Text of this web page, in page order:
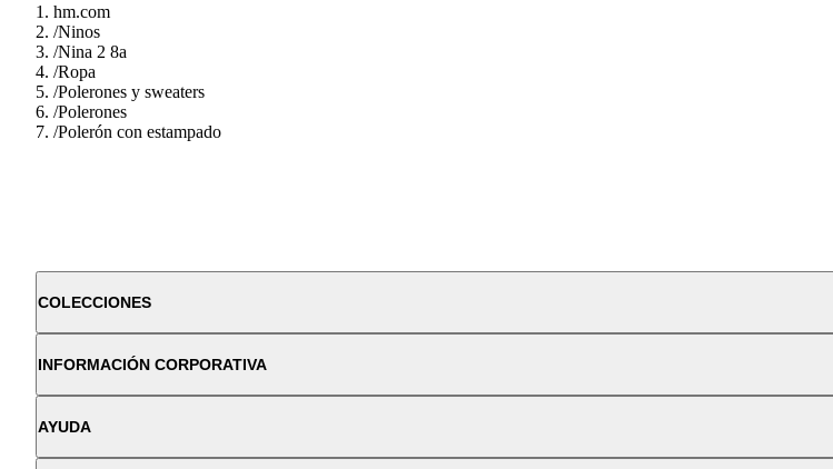
hm.com
/Ninos
/Nina 2 8a
/Ropa
/Polerones y sweaters
/Polerones
/Polerón con estampado
COLECCIONES
INFORMACIÓN CORPORATIVA
AYUDA